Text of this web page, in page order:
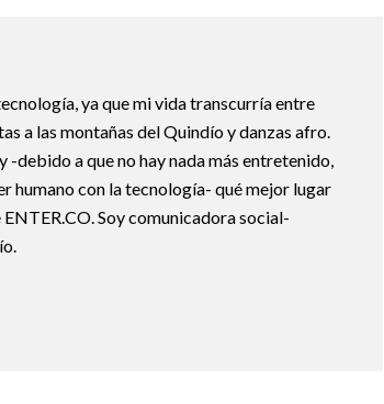
ya que mi vida transcurría entre
a las montañas del Quindío y danzas afro.
debido a que no hay nada más entretenido,
humano con la tecnología- qué mejor lugar
Soy comunicadora social-